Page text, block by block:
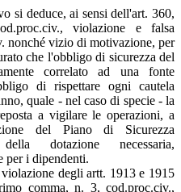
si deduce, ai sensi dell'art. 360,
violazione e falsa
nonché vizio di motivazione, per
che l'obbligo di sicurezza del
correlato ad una fonte
di rispettare ogni cautela
quale - nel caso di specie - la
a vigilare le operazioni, a
del Piano di Sicurezza
dotazione necessaria,
per i dipendenti.
degli artt. 1913 e 1915
comma, n. 3, cod.proc.civ.,